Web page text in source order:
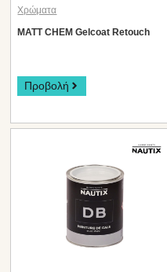
Χρώματα
MATT CHEM Gelcoat Retouch
Προβολή